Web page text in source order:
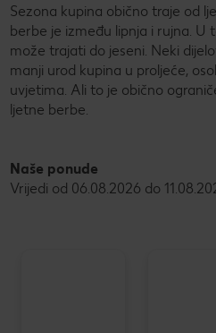
Sezona kupina obično traje od
berbe je između lipnja i rujna. U
može trajati do jeseni. Neki
manji urod kupina u proljeće,
uvjetima. Ali to je obično
ljetne berbe.
Naše ponude
Vrijedi od 06.08.2026 do